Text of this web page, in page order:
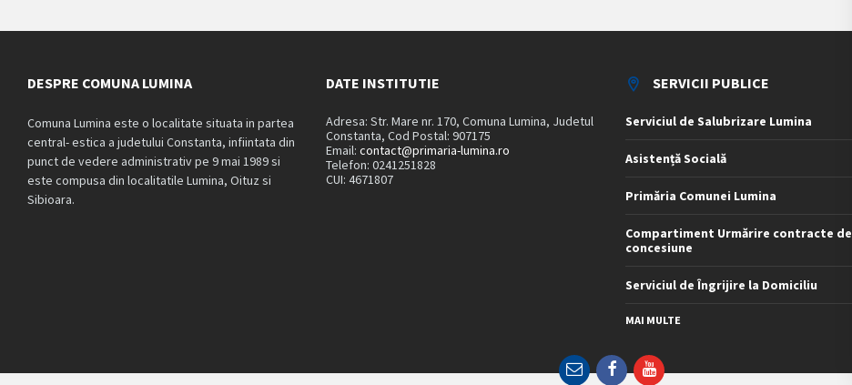
DESPRE COMUNA LUMINA
Comuna Lumina este o localitate situata in partea
central- estica a judetului Constanta, infiintata din
punct de vedere administrativ pe 9 mai 1989 si
este compusa din localitatile Lumina, Oituz si
Sibioara.
DATE INSTITUTIE
Adresa: Str. Mare nr. 170, Comuna Lumina, Judetul
Constanta, Cod Postal: 907175
Email:contact@primaria-lumina.ro
Telefon: 0241251828
CUI: 4671807
SERVICII PUBLICE
Serviciul de Salubrizare Lumina
Asistență Socială
Primăria Comunei Lumina
Compartiment Urmărire contracte de
concesiune
Serviciul de Îngrijire la Domiciliu
MAI MULTE
EmailFacebookYouTube